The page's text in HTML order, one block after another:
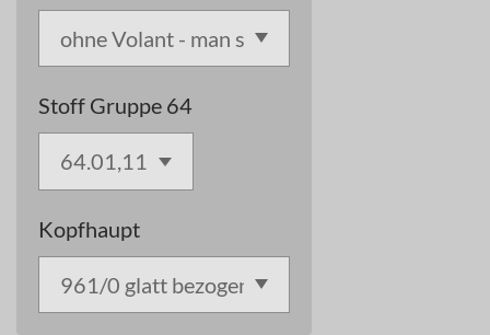
Stoff Gruppe 64
Kopfhaupt